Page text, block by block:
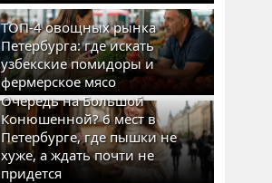
ТОП-4 овощных рынка
Петербурга: где искать
узбекские помидоры и
фермерское мясо
Очередь на Большой
Конюшенной? 6 мест в
Петербурге, где пышки не
хуже, а ждать почти не
придется